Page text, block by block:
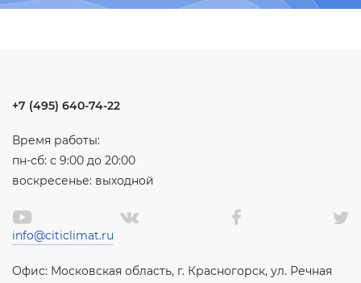
+7 (495) 640-74-22
Время работы:
пн-сб: с 9:00 до 20:00
воскресенье: выходной
info@citiclimat.ru
Офис: Московская область, г. Красногорск, ул. Речная